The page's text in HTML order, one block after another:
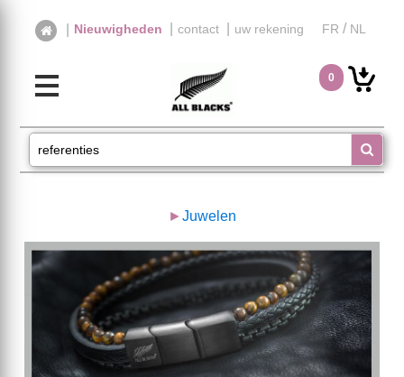
Nieuwigheden contact uw rekening FR / NL
0
► Juwelen